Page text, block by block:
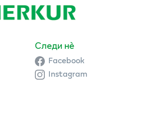
Следи нè
Facebook
Instagram